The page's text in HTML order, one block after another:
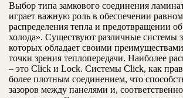
Выбор типа замкового соединения
играет важную роль в обеспечении
распределения тепла и предотвращении
холода». Существуют различные системы
которых обладает своими
точки зрения теплопередачи. Наиболее
– это Click и Lock. Системы Click, как
более плотным соединением, что
зазоров между панелями и,